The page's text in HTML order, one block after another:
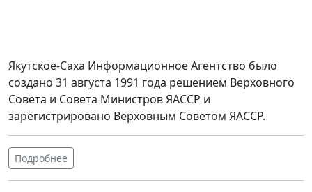
Якутское-Саха Информационное Агентство было
создано 31 августа 1991 года решением Верховного
Совета и Совета Министров ЯАССР и
зарегистрировано Верховным Советом ЯАССР.
Подробнее